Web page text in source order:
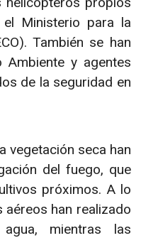
Ministerio para la
También se han
y agentes
de la seguridad en
vegetación seca han
del fuego, que
próximos. A lo
han realizado
mientras las